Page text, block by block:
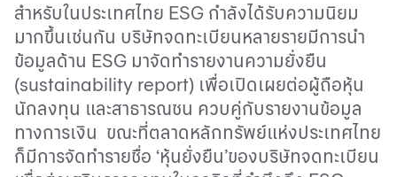
สำหรับในประเทศไทย ESG กำลังได้รับความนิยม
มากขึ้นเช่นกัน บริษัทจดทะเบียนหลายรายมีการนำ
ข้อมูลด้าน ESG มาจัดทำรายงานความยั่งยืน
(sustainability report) เพื่อเปิดเผยต่อผู้ถือหุ้น
นักลงทุน และสาธารณชน ควบคู่กับรายงานข้อมูล
ทางการเงิน ขณะที่ตลาดหลักทรัพย์แห่งประเทศไทย
ก็มีการจัดทำรายชื่อ ‘หุ้นยั่งยืน’ของบริษัทจดทะเบียน